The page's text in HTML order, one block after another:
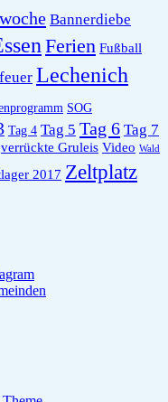
Bannerdiebe
Ferien Fußball
Lechenich
SOG
Tag 4 Tag 5 Tag 6 Tag 7
verrückte Gruleis Video Wald
2017 Zeltplatz